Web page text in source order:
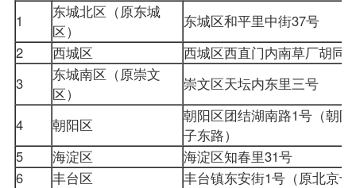
1
东城北区（原东城
区）
东城区和平里中街37号
2
西城区
西城区西直门内南草厂胡
3
东城南区（原崇文
区）
崇文区天坛内东里三号
4 朝阳区
朝阳区团结湖南路1号（朝
子东路）
5
海淀区
海淀区知春里31号
6
丰台区
丰台镇东安街1号（原北京